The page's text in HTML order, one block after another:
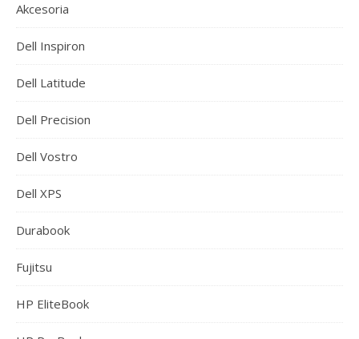
Akcesoria
Dell Inspiron
Dell Latitude
Dell Precision
Dell Vostro
Dell XPS
Durabook
Fujitsu
HP EliteBook